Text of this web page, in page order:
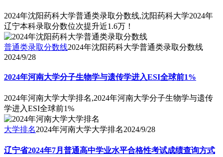
2024年沈阳药科大学普通类录取分数线,沈阳药科大学2024年
辽宁本科录取分数位次提升近1.6万！
普通类录取分数线2024年沈阳药科大学普通类录取分数线
2024/9/28
2024年河南大学分子生物学与遗传学进入ESI全球前1%
2024年河南大学大学排名,2024年河南大学分子生物学与遗传
学进入ESI全球前1%
大学排名2024年河南大学大学排名2024/9/28
辽宁省2024年7月普通高中学业水平合格性考试成绩查询方式